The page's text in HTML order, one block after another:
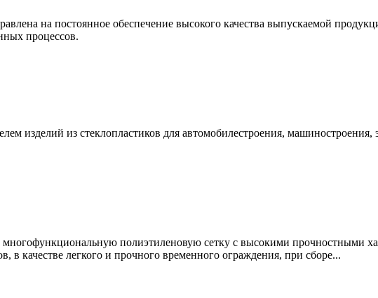
на постоянное обеспечение высокого качества выпускаемой
процессов.
изделий из стеклопластиков для автомобилестроения,
полиэтиленовую сетку с высокими прочностными
в качестве легкого и прочного временного ограждения, при сборе...